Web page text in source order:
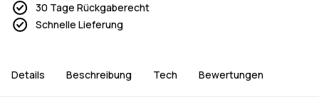
30 Tage Rückgaberecht
Schnelle Lieferung
Details Beschreibung Tech Bewertungen